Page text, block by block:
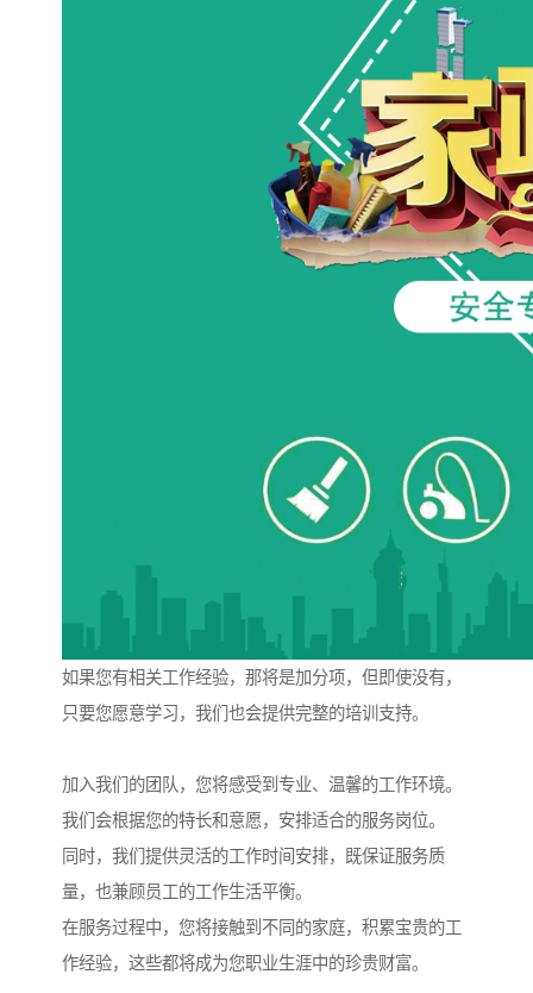
如果您有相关工作经验，那将是加分项，但即使没有，
只要您愿意学习，我们也会提供完整的培训支持。
加入我们的团队，您将感受到专业、温馨的工作环境。
我们会根据您的特长和意愿，安排适合的服务岗位。
同时，我们提供灵活的工作时间安排，既保证服务质
量，也兼顾员工的工作生活平衡。
在服务过程中，您将接触到不同的家庭，积累宝贵的工
作经验，这些都将成为您职业生涯中的珍贵财富。